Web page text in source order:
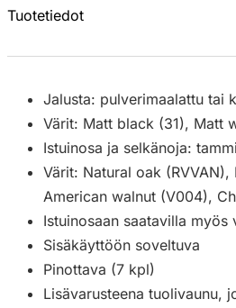
Tuotetiedot
Jalusta: pulverimaalattu tai
Värit: Matt black (31), Matt
Istuinosa ja selkänoja:
Värit: Natural oak
American walnut (V004),
Istuinosaan saatavilla myös
Sisäkäyttöön soveltuva
Pinottava (7 kpl)
Lisävarusteena tuolivaunu,